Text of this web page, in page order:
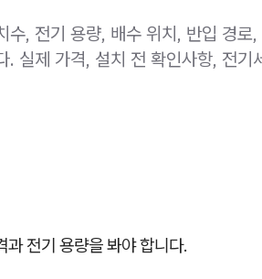
수, 전기 용량, 배수 위치, 반입 경로,
실제 가격, 설치 전 확인사항, 전기
전기 용량을 봐야 합니다.